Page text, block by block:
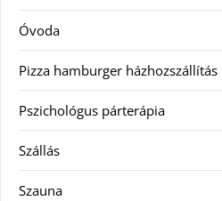
Óvoda
Pizza hamburger házhozszállítás
Pszichológus párterápia
Szállás
Szauna